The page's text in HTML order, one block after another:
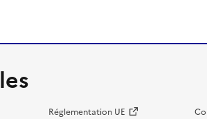
Réglementation UE